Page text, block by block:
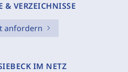
& VERZEICHNISSE
anfordern
IM NETZ